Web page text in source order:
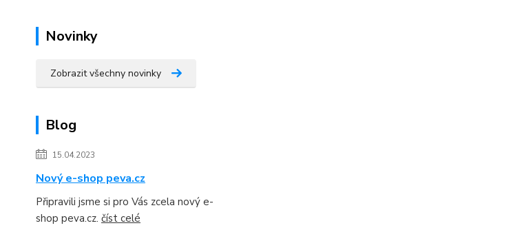
Novinky
Zobrazit všechny novinky
Blog
15.04.2023
Nový e-shop peva.cz
Připravili jsme si pro Vás zcela nový e-
shop peva.cz. číst celé